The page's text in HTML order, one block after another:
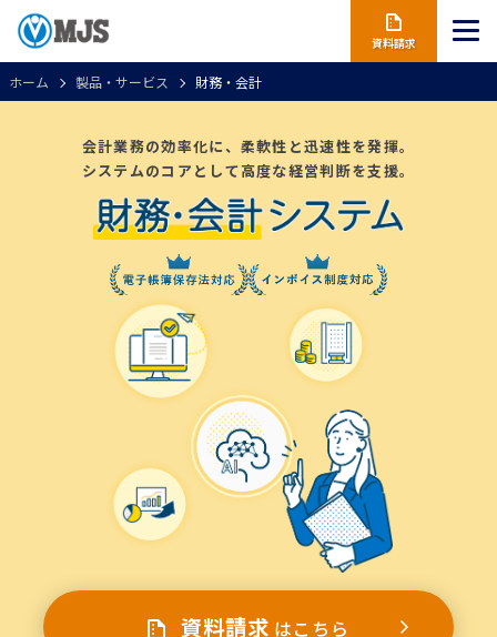
資料請求
ホーム 製品・サービス 財務・会計
会計業務の効率化に、柔軟性と迅速性を発揮。
システムのコアとして高度な経営判断を支援。
資料請求 はこちら